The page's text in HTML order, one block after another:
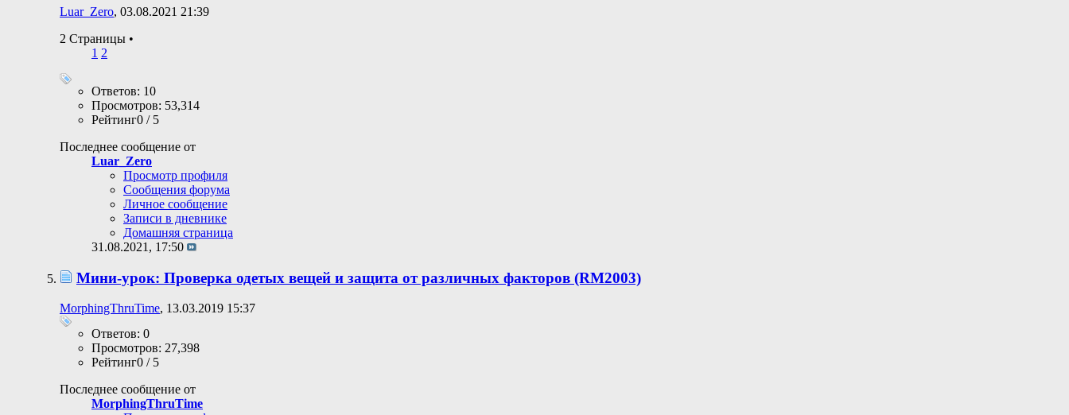
Luar_Zero, 03.08.2021 21:39
2 Страницы •
1 2
Ответов: 10
Просмотров: 53,314
Рейтинг0 / 5
Последнее сообщение от
Luar_Zero
Просмотр профиля
Сообщения форума
Личное сообщение
Записи в дневнике
Домашняя страница
31.08.2021, 17:50
Мини-урок: Проверка одетых вещей и защита от различных факторов (RM2003)
MorphingThruTime, 13.03.2019 15:37
Ответов: 0
Просмотров: 27,398
Рейтинг0 / 5
Последнее сообщение от
MorphingThruTime